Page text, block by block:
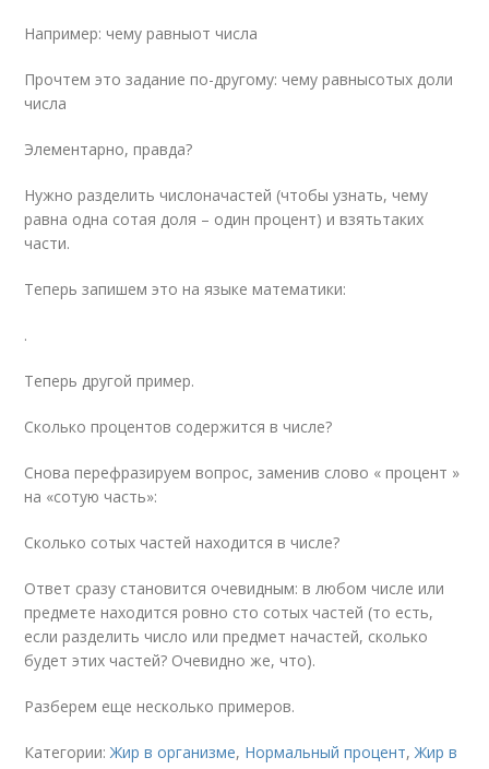
Например: чему равныот числа
Прочтем это задание по-другому: чему равнысотых доли
числа
Элементарно, правда?
Нужно разделить числоначастей (чтобы узнать, чему
равна одна сотая доля – один процент) и взятьтаких
части.
Теперь запишем это на языке математики:
.
Теперь другой пример.
Сколько процентов содержится в числе?
Снова перефразируем вопрос, заменив слово « процент »
на «сотую часть»:
Сколько сотых частей находится в числе?
Ответ сразу становится очевидным: в любом числе или
предмете находится ровно сто сотых частей (то есть,
если разделить число или предмет начастей, сколько
будет этих частей? Очевидно же, что).
Разберем еще несколько примеров.
Категории:Жир в организме, Нормальный процент,Жир в